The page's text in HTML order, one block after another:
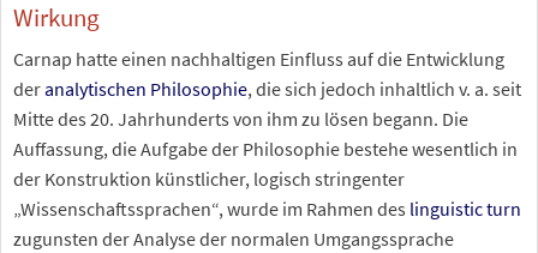
Wirkung
Carnap hatte einen nachhaltigen Einfluss auf die Entwicklung
deranalytischen Philosophie, die sich jedoch inhaltlich v. a. seit
Mitte des 20. Jahrhunderts von ihm zu lösen begann. Die
Auffassung, die Aufgabe der Philosophie bestehe wesentlich in
der Konstruktion künstlicher, logisch stringenter
„Wissenschaftssprachen“, wurde im Rahmen des linguistic turn
zugunsten der Analyse der normalen Umgangssprache